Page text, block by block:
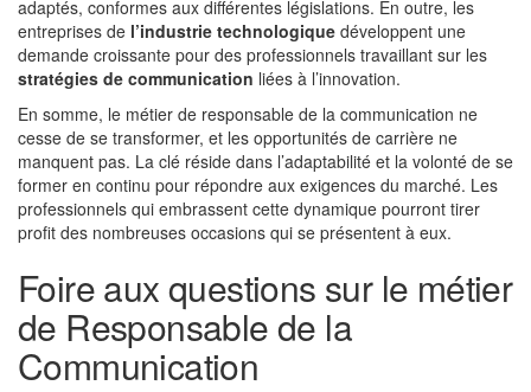
adaptés, conformes aux différentes législations. En outre, les
entreprises de l’industrie technologique développent une
demande croissante pour des professionnels travaillant sur les
stratégies de communication liées à l’innovation.
En somme, le métier de responsable de la communication ne
cesse de se transformer, et les opportunités de carrière ne
manquent pas. La clé réside dans l’adaptabilité et la volonté de se
former en continu pour répondre aux exigences du marché. Les
professionnels qui embrassent cette dynamique pourront tirer
profit des nombreuses occasions qui se présentent à eux.
Foire aux questions sur le métier
de Responsable de la
Communication